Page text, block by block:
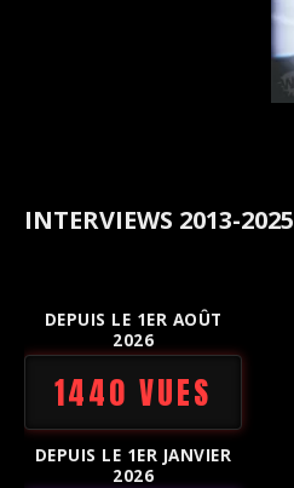
INTERVIEWS 2013-2025
DEPUIS LE 1ER AOÛT
2026
1440 VUES
DEPUIS LE 1ER JANVIER
2026